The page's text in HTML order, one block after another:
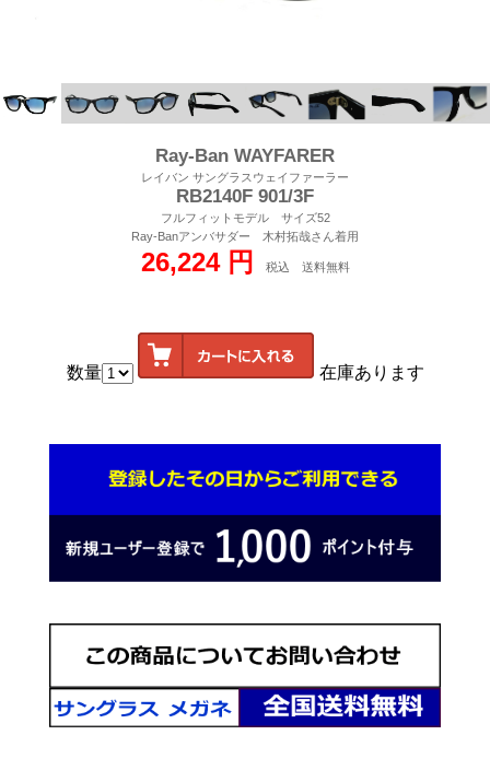
Ray-Ban WAYFARER
レイバン サングラスウェイファーラー
RB2140F 901/3F
フルフィットモデル サイズ52
Ray-Banアンバサダー 木村拓哉さん着用
26,224 円 税込 送料無料
数量 在庫あります